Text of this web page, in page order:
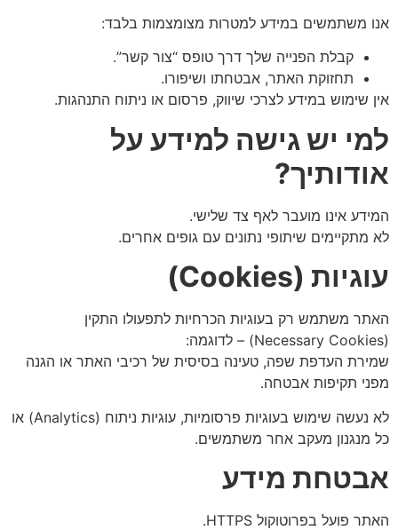
אנו משתמשים במידע למטרות מצומצמות בלבד:
קבלת הפנייה שלך דרך טופס “צור קשר”.
תחזוקת האתר, אבטחתו ושיפורו.
אין שימוש במידע לצרכי שיווק, פרסום או ניתוח התנהגות.
למי יש גישה למידע על
אודותיך?
המידע אינו מועבר לאף צד שלישי.
לא מתקיימים שיתופי נתונים עם גופים אחרים.
עוגיות (Cookies)
האתר משתמש רק בעוגיות הכרחיות לתפעולו התקין
(Necessary Cookies) – לדוגמה:
שמירת העדפת שפה, טעינה בסיסית של רכיבי האתר או הגנה
מפני תקיפות אבטחה.
לא נעשה שימוש בעוגיות פרסומיות, עוגיות ניתוח (Analytics) או
כל מנגנון מעקב אחר משתמשים.
אבטחת מידע
האתר פועל בפרוטוקול HTTPS.